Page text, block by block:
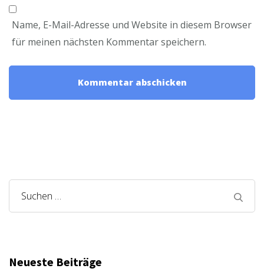
Name, E-Mail-Adresse und Website in diesem Browser
für meinen nächsten Kommentar speichern.
Suchen
nach:
Neueste Beiträge